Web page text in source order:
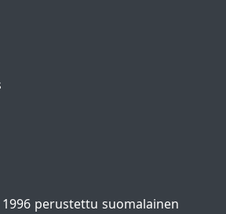
perustettu suomalainen